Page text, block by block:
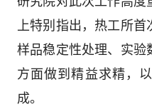
上特别指出，热工所
样品稳定性处理、实
方面做到精益求精，
成。